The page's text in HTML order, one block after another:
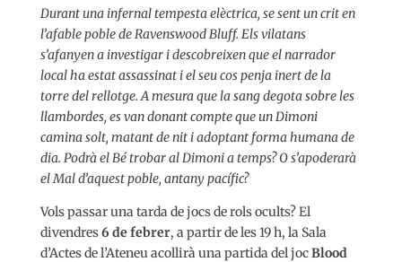
Durant una infernal tempesta elèctrica, se sent un crit en
l’afable poble de Ravenswood Bluff. Els vilatans
s’afanyen a investigar i descobreixen que el narrador
local ha estat assassinat i el seu cos penja inert de la
torre del rellotge. A mesura que la sang degota sobre les
llambordes, es van donant compte que un Dimoni
camina solt, matant de nit i adoptant forma humana de
dia. Podrà el Bé trobar al Dimoni a temps? O s’apoderarà
el Mal d’aquest poble, antany pacífic?
Vols passar una tarda de jocs de rols ocults? El
divendres6 de febrer, a partir de les 19 h, la Sala
d’Actes de l’Ateneu acollirà una partida del jocBlood